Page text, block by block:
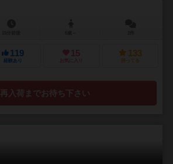
119
経験あり
15
お気に入り
133
持ってる
再入荷までお待ち下さい